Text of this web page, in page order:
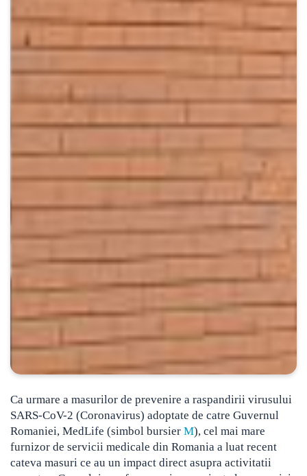
Ca urmare a masurilor de prevenire a raspandirii virusului
SARS-CoV-2 (Coronavirus) adoptate de catre Guvernul
Romaniei, MedLife (simbol bursier M), cel mai mare
furnizor de servicii medicale din Romania a luat recent
cateva masuri ce au un impact direct asupra activitatii